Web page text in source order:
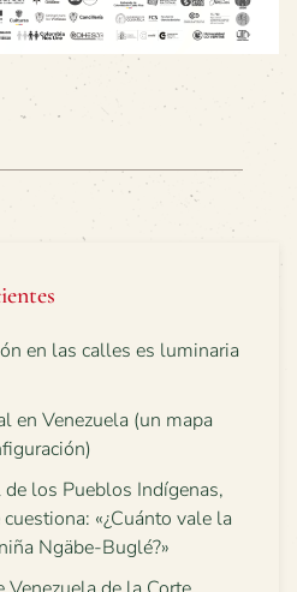
en las calles es luminaria
en Venezuela (un mapa
los Pueblos Indígenas,
«¿Cuánto vale la
Ngäbe-Buglé?»